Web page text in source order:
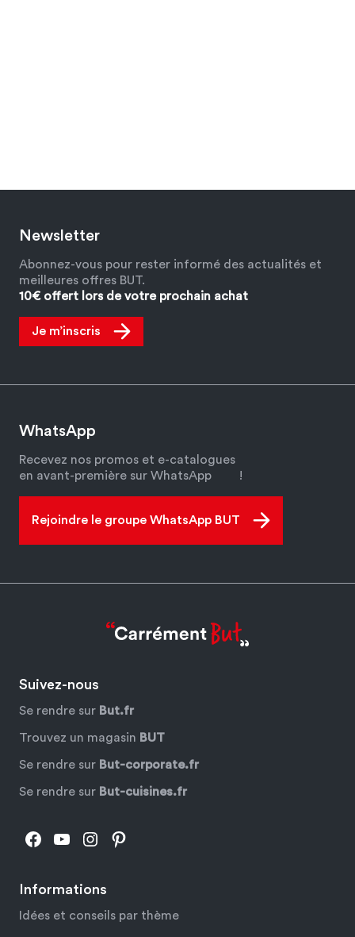
Newsletter
Abonnez-vous pour rester informé des actualités et
meilleures offres BUT.
10€ offert lors de votre prochain achat
Je m’inscris
WhatsApp
Recevez nos promos et e-catalogues
en avant-première sur WhatsApp
!
Rejoindre le groupe WhatsApp BUT
Informations
Idées et conseils par thème
Suivez-nous
Se rendre sur But.fr
Trouvez un magasin BUT
Se rendre sur But-corporate.fr
Se rendre sur But-cuisines.fr
Facebook
YouTube
Instagram
Pinterest